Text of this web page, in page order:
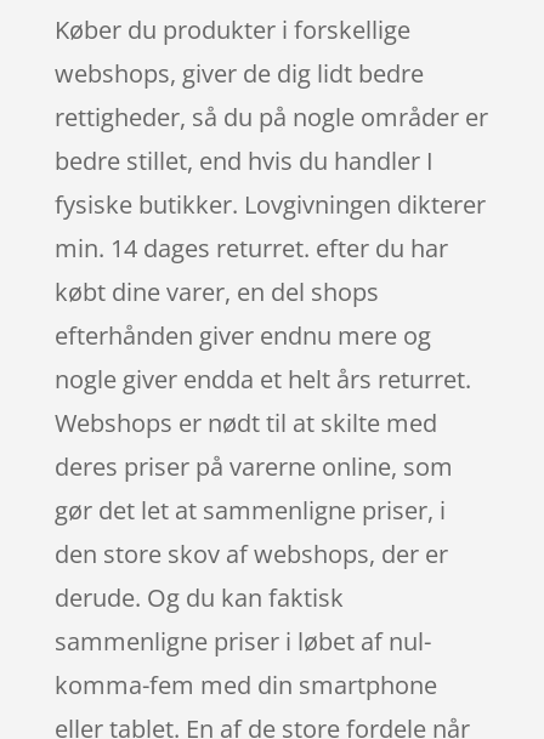
Køber du produkter i forskellige
webshops, giver de dig lidt bedre
rettigheder, så du på nogle områder er
bedre stillet, end hvis du handler I
fysiske butikker. Lovgivningen dikterer
min. 14 dages returret. efter du har
købt dine varer, en del shops
efterhånden giver endnu mere og
nogle giver endda et helt års returret.
Webshops er nødt til at skilte med
deres priser på varerne online, som
gør det let at sammenligne priser, i
den store skov af webshops, der er
derude. Og du kan faktisk
sammenligne priser i løbet af nul-
komma-fem med din smartphone
eller tablet. En af de store fordele når